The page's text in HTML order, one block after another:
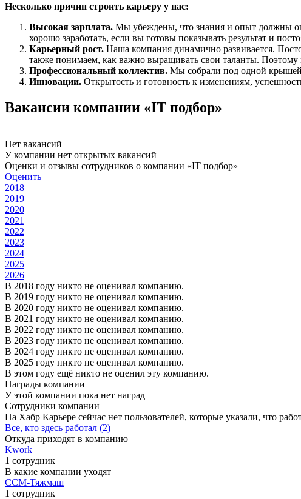
Несколько причин строить карьеру у нас:
Высокая зарплата. Мы убеждены, что знания и опыт должны
хорошо заработать, если вы готовы показывать результат и
Карьерный рост. Наша компания динамично развивается.
также понимаем, как важно выращивать свои таланты.
Профессиональный коллектив. Мы собрали под одной крышей
Инновации. Открытость и готовность к изменениям,
Вакансии компании «IT подбор»
Нет вакансий
У компании нет открытых вакансий
Оценки и отзывы сотрудников о компании «IT подбор»
Оценить
2018
2019
2020
2021
2022
2023
2024
2025
2026
В 2018 году никто не оценивал компанию.
В 2019 году никто не оценивал компанию.
В 2020 году никто не оценивал компанию.
В 2021 году никто не оценивал компанию.
В 2022 году никто не оценивал компанию.
В 2023 году никто не оценивал компанию.
В 2024 году никто не оценивал компанию.
В 2025 году никто не оценивал компанию.
В этом году ещё никто не оценил эту компанию.
Награды компании
У этой компании пока нет наград
Сотрудники компании
На Хабр Карьере сейчас нет пользователей, которые указали, что
Все, кто здесь работал (2)
Откуда приходят в компанию
Kwork
1 сотрудник
В какие компании уходят
ССМ-Тяжмаш
1 сотрудник